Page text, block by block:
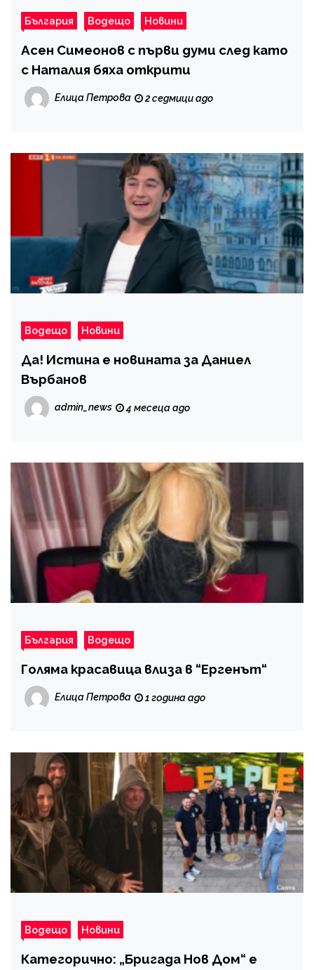
България Водещо Новини
Асен Симеонов с първи думи след като
с Наталия бяха открити
Елица Петрова 2 седмици ago
Водещо Новини
Да! Истина е новината за Даниел
Върбанов
admin_news 4 месеца ago
България Водещо
Голяма красавица влиза в “Ергенът“
Елица Петрова 1 година ago
Водещо Новини
Категорично: „Бригада Нов Дом“ е